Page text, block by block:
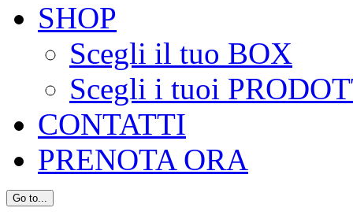
SHOP
Scegli il tuo BOX
Scegli i tuoi
CONTATTI
PRENOTA ORA
Go to...